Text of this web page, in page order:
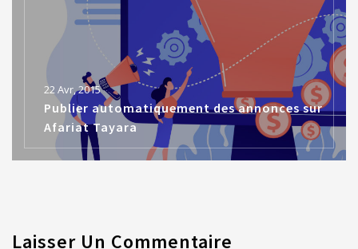
22 Avr, 2015
Publier automatiquement des annonces sur
Afariat Tayara
Laisser Un Commentaire